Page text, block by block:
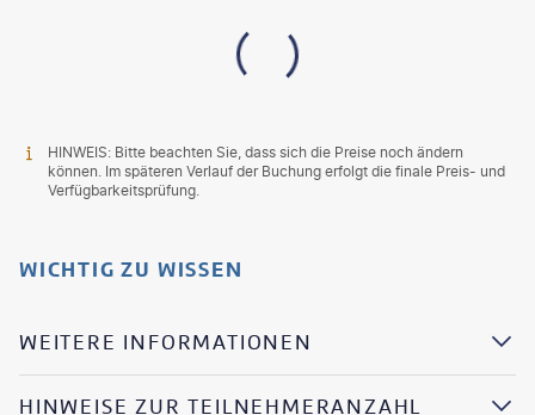
HINWEIS: Bitte beachten Sie, dass sich die Preise noch ändern
können. Im späteren Verlauf der Buchung erfolgt die finale Preis- und
Verfügbarkeitsprüfung.
WICHTIG ZU WISSEN
WEITERE INFORMATIONEN
HINWEISE ZUR TEILNEHMERANZAHL